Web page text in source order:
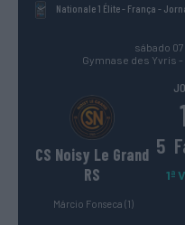
Nationale 1 Élite - França -
sábado
Gymnase des Yvris
CS Noisy Le Grand
RS
5
1ª
Márcio Fonseca (1)